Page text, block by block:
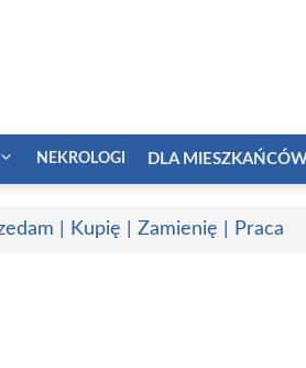
NEKROLOGI DLA
| Kupię | Zamienię | Praca